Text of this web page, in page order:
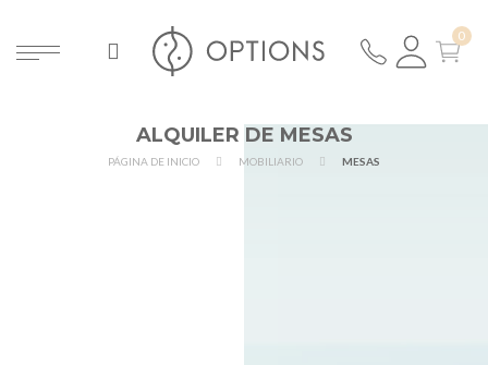
ALQUILER DE MESAS
PÁGINA DE INICIO MOBILIARIO MESAS